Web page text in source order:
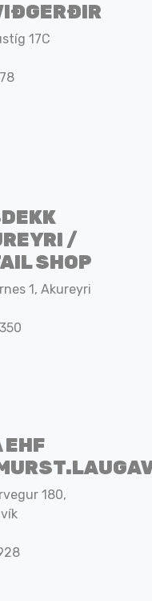
17C
/
SHOP
1, Akureyri
EHF
180,